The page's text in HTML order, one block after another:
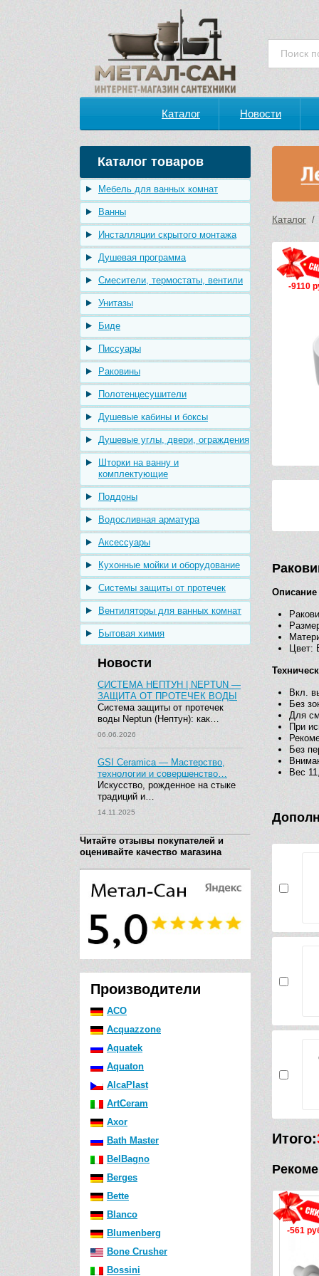
Каталог Новости
Каталог товаров
Мебель для ванных комнат
Ванны
Инсталляции скрытого монтажа
Душевая программа
Смесители, термостаты, вентили
Унитазы
Биде
Писсуары
Раковины
Полотенцесушители
Душевые кабины и боксы
Душевые углы, двери, ограждения
Шторки на ванну и
комплектующие
Поддоны
Водосливная арматура
Аксессуары
Кухонные мойки и оборудование
Системы защиты от протечек
Вентиляторы для ванных комнат
Бытовая химия
Новости
СИСТЕМА НЕПТУН | NEPTUN —
ЗАЩИТА ОТ ПРОТЕЧЕК ВОДЫ
Система защиты от протечек
воды Neptun (Нептун): как…
06.06.2026
GSI Ceramica — Мастерство,
технологии и совершенство…
Искусство, рожденное на стыке
традиций и…
14.11.2025
Читайте отзывы покупателей и
оценивайте качество магазина
Производители
ACO
Acquazzone
Aquatek
Aquaton
AlcaPlast
ArtCeram
Axor
Bath Master
BelBagno
Berges
Bette
Blanco
Blumenberg
Bone Crusher
Bossini
Каталог /
-9110
Описание
Цвет:
Вкл.
Без
Для
При
Без
Вес
Итого: